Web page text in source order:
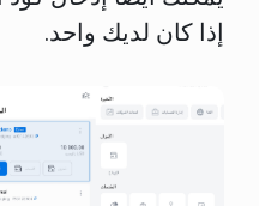
إذا كان لديك واحد.